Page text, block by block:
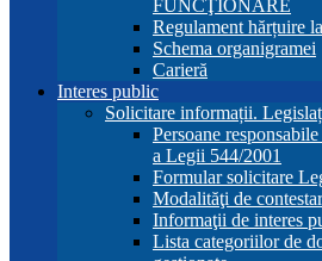
FUNCŢIONARE
Regulament hărțuire
Schema organigramei
Carieră
Interes public
Solicitare informații.
Persoane
a Legii 544/2001
Formular solicitare
Modalităţi de
Informaţii de interes
Lista categoriilor de